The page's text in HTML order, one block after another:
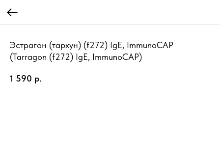
Эстрагон (тархун) (f272) IgE, ImmunoCAP
(Tarragon (f272) IgE, ImmunoCAP)
1 590 р.